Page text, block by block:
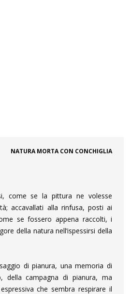
NATURA MORTA CON CONCHIGLIA
come se la pittura ne volesse
accavallati alla rinfusa, posti ai
se fossero appena raccolti, i
della natura nell’ispessirsi della
di pianura, una memoria di
della campagna di pianura, ma
che sembra respirare il